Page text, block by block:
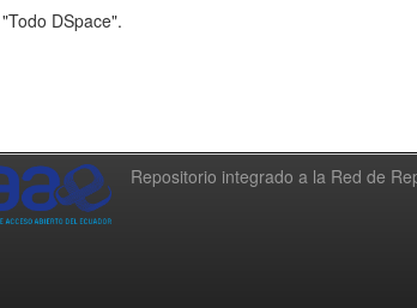
DSpace".
Repositorio integrado a la Red de